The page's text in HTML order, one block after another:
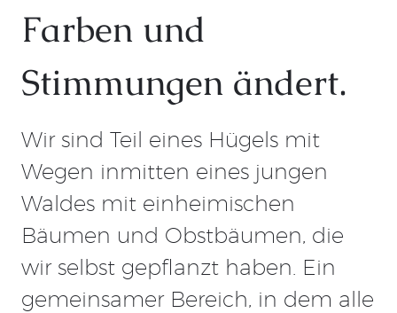
Farben und
Stimmungen ändert.
Wir sind Teil eines Hügels mit
Wegen inmitten eines jungen
Waldes mit einheimischen
Bäumen und Obstbäumen, die
wir selbst gepflanzt haben. Ein
gemeinsamer Bereich, in dem alle